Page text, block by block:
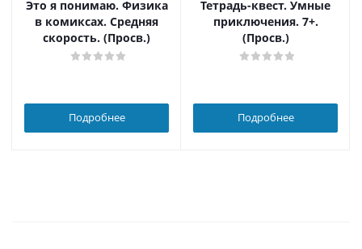
Это я понимаю. Физика
в комиксах. Средняя
скорость. (Просв.)
Подробнее
Тетрадь-квест. Умные
приключения. 7+.
(Просв.)
Подробнее